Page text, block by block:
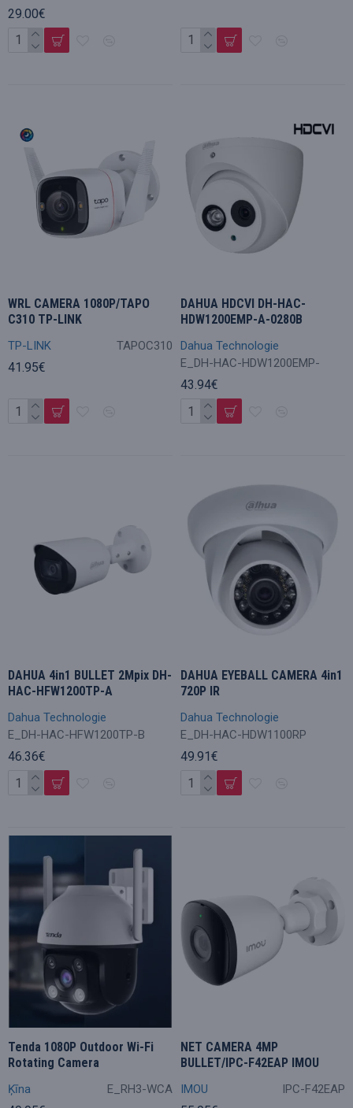
29.00€
TP-LINK TAPOC310
WRL CAMERA 1080P/TAPO
C310 TP-LINK
41.95€
Dahua Technologie
E_DH-HAC-HDW1200EMP-
DAHUA HDCVI DH-HAC-
HDW1200EMP-A-0280B
43.94€
Dahua Technologie
E_DH-HAC-HFW1200TP-B
DAHUA 4in1 BULLET 2Mpix DH-
HAC-HFW1200TP-A
46.36€
Dahua Technologie
E_DH-HAC-HDW1100RP
DAHUA EYEBALL CAMERA 4in1
720P IR
49.91€
Ķīna E_RH3-WCA
Tenda 1080P Outdoor Wi-Fi
Rotating Camera
IMOU IPC-F42EAP
NET CAMERA 4MP
BULLET/IPC-F42EAP IMOU